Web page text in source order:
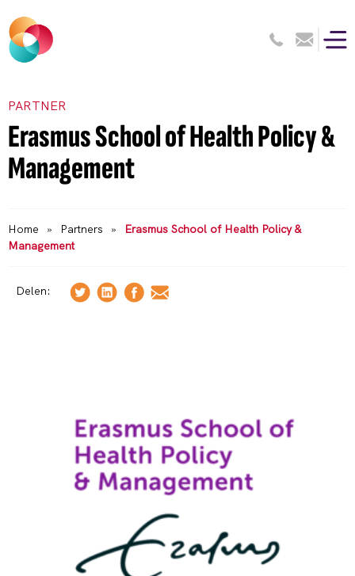
PARTNER
Erasmus School of Health Policy &
Management
Home » Partners »
Erasmus School of Health Policy &
Management
Delen: